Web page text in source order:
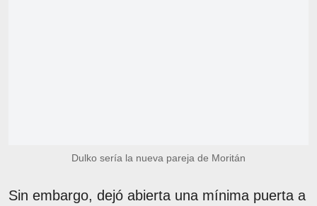
Dulko sería la nueva pareja de Moritán
Sin embargo, dejó abierta una mínima puerta a